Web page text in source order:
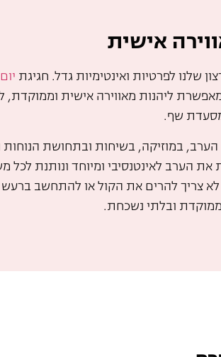
אישית
שלנו לפרטיות ואינטימיות גדל. חגיגת
ליהנות מאווירה אישית וממוקדת,
שף.
הערב, במוזיקה, בשיחות ובתחושת
את הערב לאינטנסיבי ומיוחד ונותנת
צריך להרים את הקול או להתחשב
ובלתי נשכחת.